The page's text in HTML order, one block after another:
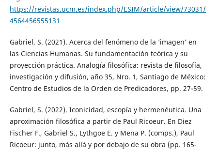
https://revistas.ucm.es/index.php/ESIM/article/view/73031/
4564456555131
Gabriel, S. (2021). Acerca del fenómeno de la ‘imagen’ en
las Ciencias Humanas. Su fundamentación teórica y su
proyección práctica. Analogía filosófica: revista de filosofía,
investigación y difusión, año 35, Nro. 1, Santiago de México:
Centro de Estudios de la Orden de Predicadores, pp. 27-59.
Gabriel, S. (2022). Iconicidad, escopía y hermenéutica. Una
aproximación filosófica a partir de Paul Ricoeur. En Diez
Fischer F., Gabriel S., Lythgoe E. y Mena P. (comps.), Paul
Ricoeur: junto, más allá y por debajo de su obra (pp. 165-